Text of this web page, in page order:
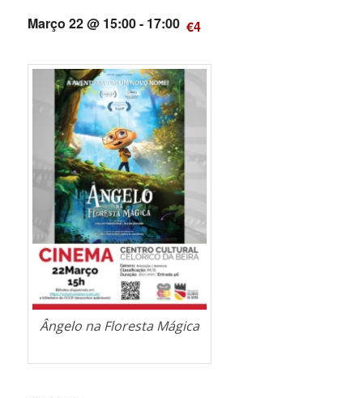
Março 22 @ 15:00- 17:00 €4
Ângelo na Floresta Mágica